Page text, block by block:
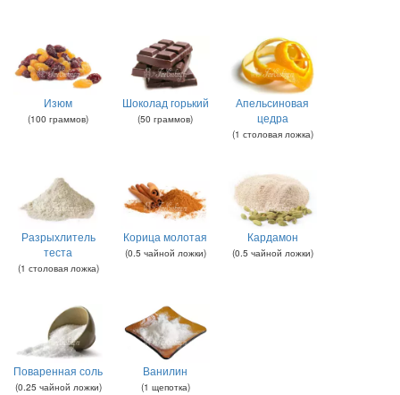
Изюм
(100 граммов)
Шоколад горький
(50 граммов)
Апельсиновая
цедра
(1 столовая ложка)
Разрыхлитель
теста
(1 столовая ложка)
Корица молотая
(0.5 чайной ложки)
Кардамон
(0.5 чайной ложки)
Поваренная соль
(0.25 чайной ложки)
Ванилин
(1 щепотка)